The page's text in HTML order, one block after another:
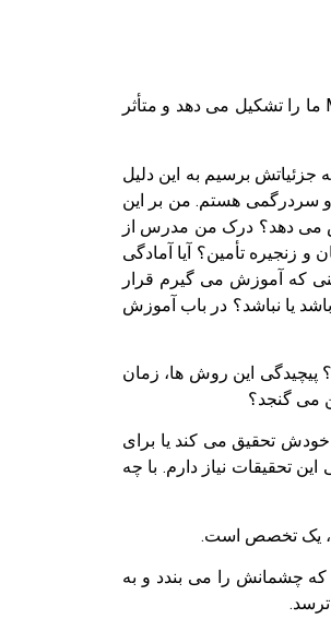
اما روش های تحقیق و تحلیل بازارهای صادراتی، روش هایی است که تماما هزینه بر است. روش هایی که بخشی از تلاش های Marketing Efforts ما را تشکیل می دهد و متأثر
برسیم به این دلیل
سردرگمی هستم. من بر این
می دهد؟ درک من مدرس از
تأمین؟ آیا آمادگی
که آموزش می گیرم قرار
یا نباشد؟ در باب آموزش
این روش ها، زمان
می گنجد؟
تحقیق می کند یا برای
تحقیقات نیاز دارم. با چه
یک تخصص است.
که چشمانش را می بندد و به